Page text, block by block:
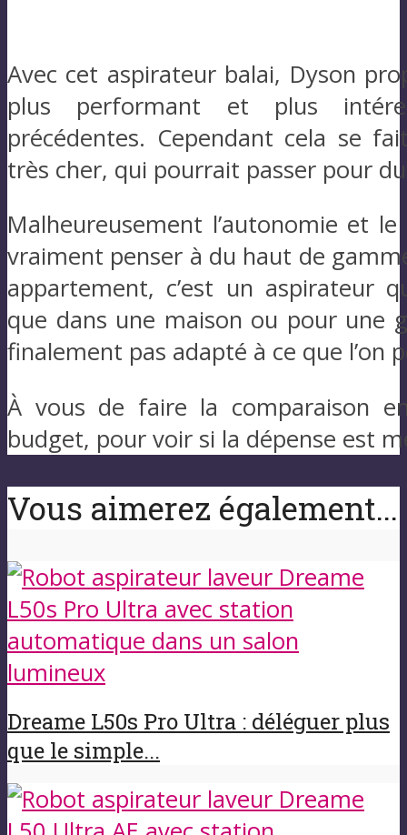
Avec cet aspirateur balai, Dyson
plus performant et plus
précédentes. Cependant cela se
très cher, qui pourrait passer pour
Malheureusement l’autonomie et
vraiment penser à du haut de
appartement, c’est un aspirateur
que dans une maison ou pour une
finalement pas adapté à ce que l’on
À vous de faire la comparaison
budget, pour voir si la dépense est
Vous aimerez également...
Dreame L50s Pro Ultra : déléguer plus
que le simple...